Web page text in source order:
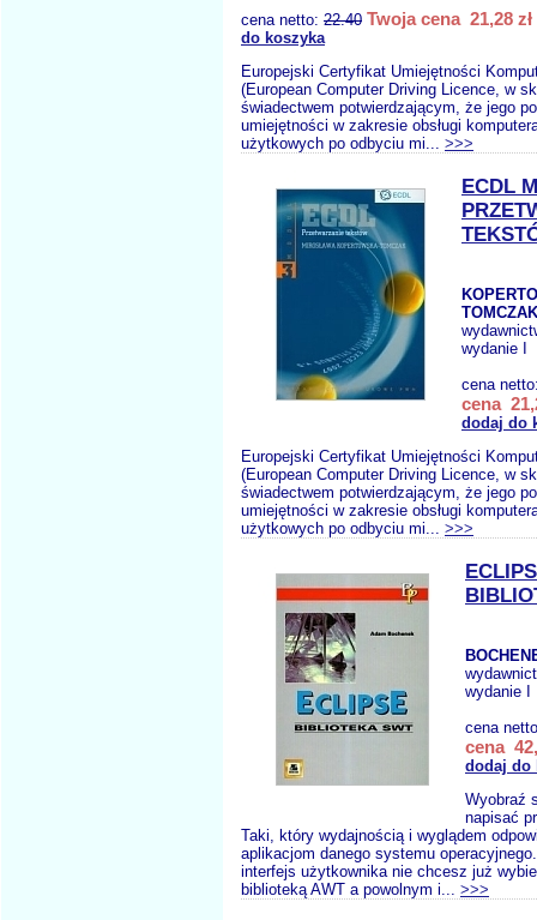
cena netto: 22.40 Twoja cena 21,28 zł
do koszyka
Europejski Certyfikat Umiejętności
(European Computer Driving Licence, w
świadectwem potwierdzającym, że jego
umiejętności w zakresie obsługi
użytkowych po odbyciu mi... >>>
ECDL
wydanie I
cena
cena
dodaj do
Europejski Certyfikat Umiejętności
(European Computer Driving Licence, w
świadectwem potwierdzającym, że jego
umiejętności w zakresie obsługi
użytkowych po odbyciu mi... >>>
wydanie I
cena
cena
dodaj do
Wyobraź
napisać
Taki, który wydajnością i wyglądem
aplikacjom danego systemu
interfejs użytkownika nie chcesz już
biblioteką AWT a powolnym i... >>>